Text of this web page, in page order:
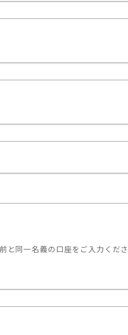
と同一名義の口座をご入力くだ